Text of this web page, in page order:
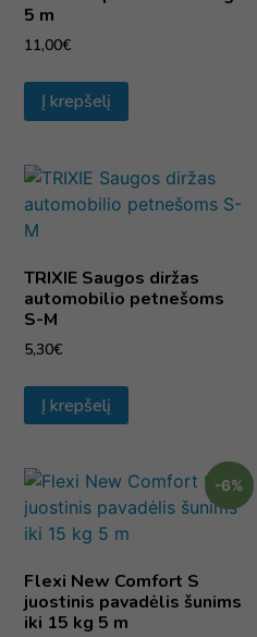
5 m
11,00€
Į krepšelį
TRIXIE Saugos diržas
automobilio petnešoms
S-M
5,30€
Į krepšelį
-6%
Flexi New Comfort S
juostinis pavadėlis šunims
iki 15 kg 5 m